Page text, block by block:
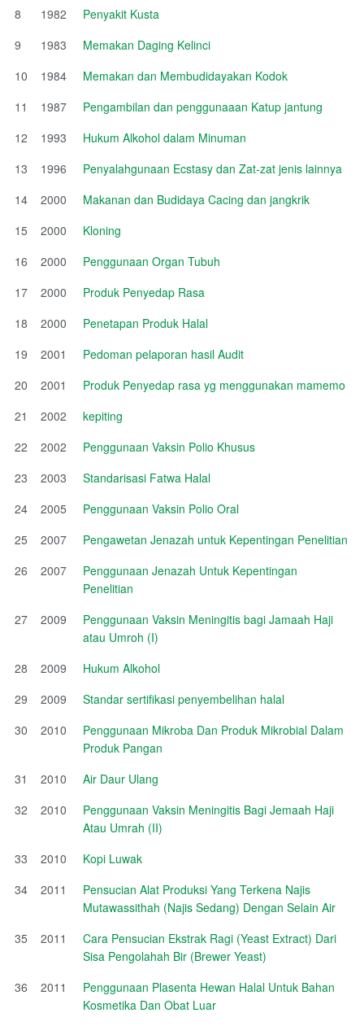
8
1982
Penyakit Kusta
9
1983
Memakan Daging Kelinci
10
1984
Memakan dan Membudidayakan Kodok
11
1987
Pengambilan dan penggunaaan Katup jantung
12
1993
Hukum Alkohol dalam Minuman
13
1996
Penyalahgunaan Ecstasy dan Zat-zat jenis lainnya
14
2000
Makanan dan Budidaya Cacing dan jangkrik
15
2000
Kloning
16
2000
Penggunaan Organ Tubuh
17
2000
Produk Penyedap Rasa
18
2000
Penetapan Produk Halal
19
2001
Pedoman pelaporan hasil Audit
20
2001
Produk Penyedap rasa yg menggunakan mamemo
21
2002
kepiting
22
2002
Penggunaan Vaksin Polio Khusus
23
2003
Standarisasi Fatwa Halal
24
2005
Penggunaan Vaksin Polio Oral
25
2007
Pengawetan Jenazah untuk Kepentingan Penelitian
26
2007
Penggunaan Jenazah Untuk Kepentingan
Penelitian
27
2009
Penggunaan Vaksin Meningitis bagi Jamaah Haji
atau Umroh (I)
28
2009
Hukum Alkohol
29
2009
Standar sertifikasi penyembelihan halal
30
2010
Penggunaan Mikroba Dan Produk Mikrobial Dalam
Produk Pangan
31
2010
Air Daur Ulang
32
2010
Penggunaan Vaksin Meningitis Bagi Jemaah Haji
Atau Umrah (II)
33
2010
Kopi Luwak
34
2011
Pensucian Alat Produksi Yang Terkena Najis
Mutawassithah (Najis Sedang) Dengan Selain Air
35
2011
Cara Pensucian Ekstrak Ragi (Yeast Extract) Dari
Sisa Pengolahah Bir (Brewer Yeast)
36
2011
Penggunaan Plasenta Hewan Halal Untuk Bahan
Kosmetika Dan Obat Luar